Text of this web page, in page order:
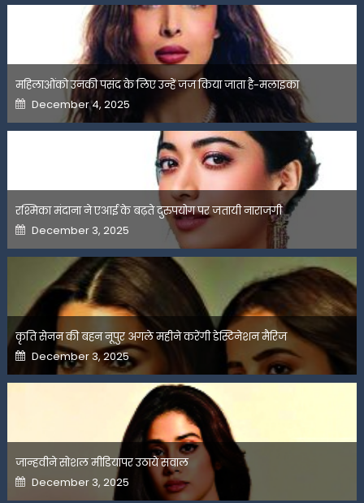
महिलाओंको उनकी पसंद के लिए उन्हें जज किया जाता है-मलाइका
Posted
on
December 4, 2025
रश्मिका मंदाना ने एआई के बढ़ते दुरुपयोग पर जतायी नाराजगी
Posted
on
December 3, 2025
कृति सेनन की बहन नूपुर अगले महीने करेंगी डेस्टिनेशन मैरिज
Posted
on
December 3, 2025
जान्हवीने सोशल मीडियापर उठाये सवाल
Posted
on
December 3, 2025